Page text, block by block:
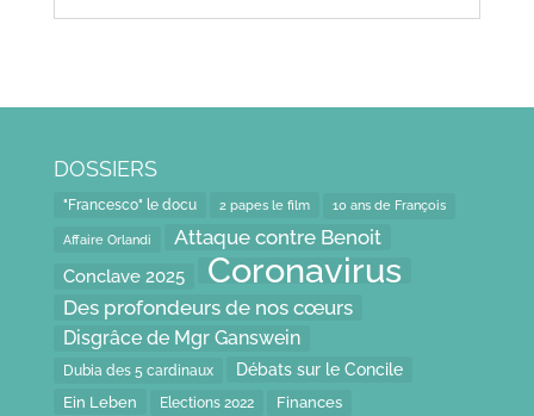
DOSSIERS
"Francesco" le docu 2 papes le film 10 ans de François
Affaire Orlandi Attaque contre Benoit
Conclave 2025 Coronavirus
Des profondeurs de nos cœurs
Disgrâce de Mgr Ganswein
Dubia des 5 cardinaux
Débats sur le Concile
Ein Leben
Elections 2022 Finances